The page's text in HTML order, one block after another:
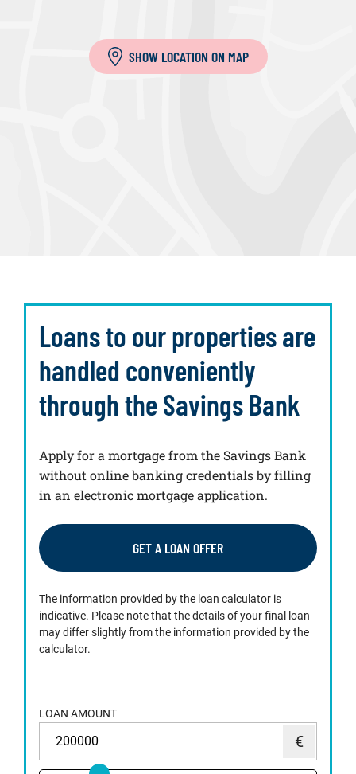
SHOW LOCATION ON MAP
Loans to our properties are
handled conveniently
through the Savings Bank
Apply for a mortgage from the Savings Bank
without online banking credentials by filling
in an electronic mortgage application.
GET A LOAN OFFER
The information provided by the loan calculator is
indicative. Please note that the details of your final loan
may differ slightly from the information provided by the
calculator.
LOAN AMOUNT